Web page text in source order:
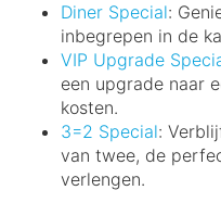
Diner Special:
inbegrepen in de
VIP Upgrade
een upgrade naar
kosten.
3=2 Special:
van twee, de
verlengen.